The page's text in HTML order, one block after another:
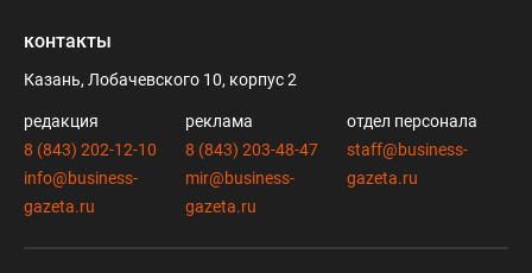
контакты
Казань, Лобачевского 10, корпус 2
редакция
8 (843) 202-12-10
info@business-
gazeta.ru
реклама
8 (843) 203-48-47
mir@business-
gazeta.ru
отдел персонала
staff@business-
gazeta.ru